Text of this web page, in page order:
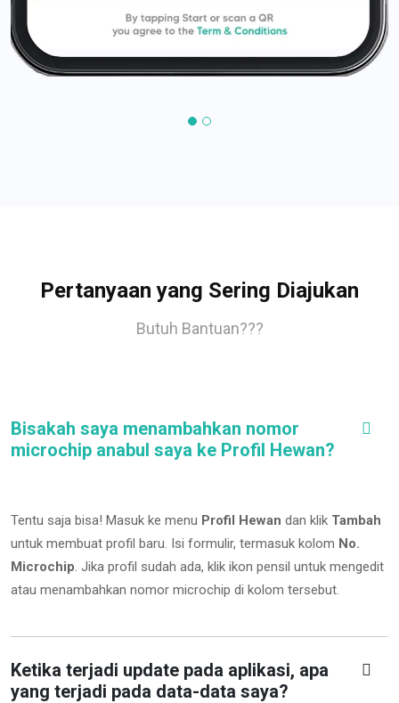
Pertanyaan yang Sering Diajukan
Butuh Bantuan???
Bisakah saya menambahkan nomor
microchip anabul saya ke Profil Hewan?
Tentu saja bisa! Masuk ke menu Profil Hewan dan klik Tambah
untuk membuat profil baru. Isi formulir, termasuk kolom No.
Microchip. Jika profil sudah ada, klik ikon pensil untuk mengedit
atau menambahkan nomor microchip di kolom tersebut.
Ketika terjadi update pada aplikasi, apa
yang terjadi pada data-data saya?